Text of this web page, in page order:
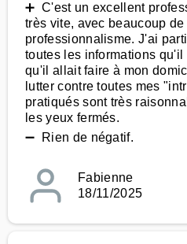
➕ C'est un excellent
très vite, avec beaucoup
professionnalisme. J'ai
toutes les informations
qu'il allait faire à mon
lutter contre toutes mes
pratiqués sont très
les yeux fermés.
➖ Rien de négatif.
Fabienne
18/11/2025